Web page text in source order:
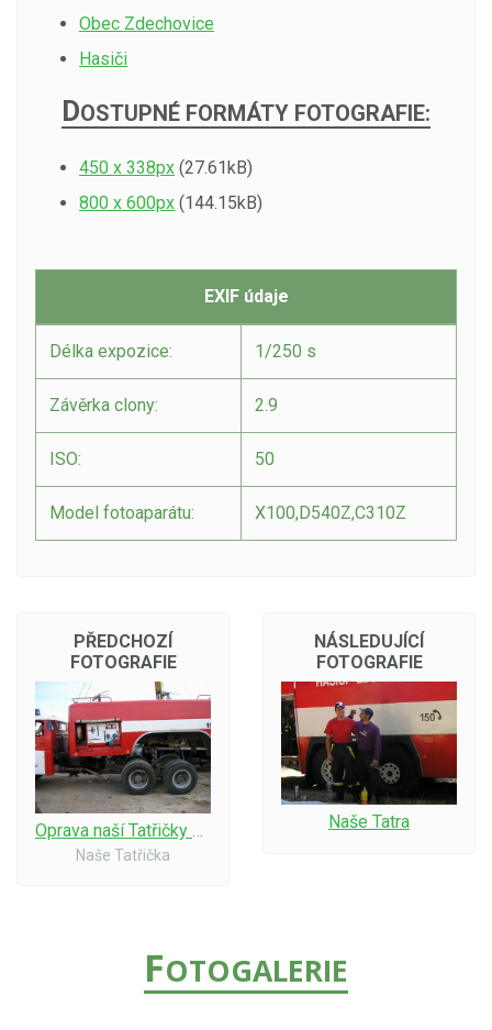
Obec Zdechovice
Hasiči
DOSTUPNÉ FORMÁTY FOTOGRAFIE:
450 x 338px (27.61kB)
800 x 600px (144.15kB)
EXIF údaje
Délka expozice: 1/250 s
Závěrka clony: 2.9
ISO: 50
Model fotoaparátu: X100,D540Z,C310Z
PŘEDCHOZÍ
FOTOGRAFIE
Oprava naší Tatřičky 05-6
Naše Tatřička
NÁSLEDUJÍCÍ
FOTOGRAFIE
Naše Tatra
FOTOGALERIE